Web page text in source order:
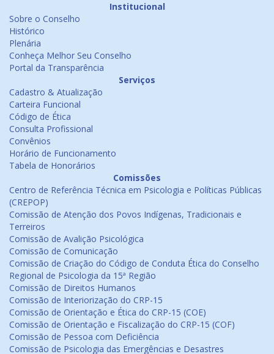
Institucional
Sobre o Conselho
Histórico
Plenária
Conheça Melhor Seu Conselho
Portal da Transparência
Serviços
Cadastro & Atualização
Carteira Funcional
Código de Ética
Consulta Profissional
Convênios
Horário de Funcionamento
Tabela de Honorários
Comissões
Centro de Referência Técnica em Psicologia e Políticas Públicas
(CREPOP)
Comissão de Atenção dos Povos Indígenas, Tradicionais e
Terreiros
Comissão de Avalição Psicológica
Comissão de Comunicação
Comissão de Criação do Código de Conduta Ética do Conselho
Regional de Psicologia da 15ª Região
Comissão de Direitos Humanos
Comissão de Interiorização do CRP-15
Comissão de Orientação e Ética do CRP-15 (COE)
Comissão de Orientação e Fiscalização do CRP-15 (COF)
Comissão de Pessoa com Deficiência
Comissão de Psicologia das Emergências e Desastres